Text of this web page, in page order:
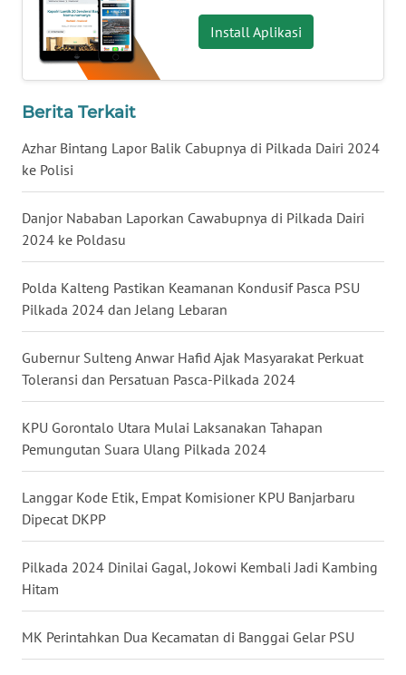
Install Aplikasi
Berita Terkait
Azhar Bintang Lapor Balik Cabupnya di Pilkada Dairi 2024
ke Polisi
Danjor Nababan Laporkan Cawabupnya di Pilkada Dairi
2024 ke Poldasu
Polda Kalteng Pastikan Keamanan Kondusif Pasca PSU
Pilkada 2024 dan Jelang Lebaran
Gubernur Sulteng Anwar Hafid Ajak Masyarakat Perkuat
Toleransi dan Persatuan Pasca-Pilkada 2024
KPU Gorontalo Utara Mulai Laksanakan Tahapan
Pemungutan Suara Ulang Pilkada 2024
Langgar Kode Etik, Empat Komisioner KPU Banjarbaru
Dipecat DKPP
Pilkada 2024 Dinilai Gagal, Jokowi Kembali Jadi Kambing
Hitam
MK Perintahkan Dua Kecamatan di Banggai Gelar PSU
SULBAR
WN
BABEL
SUMBAR
SUMSEL
BENGKULU
WN
LAMPUNG
WN
JATENG
WN
NUSANTARA
WN